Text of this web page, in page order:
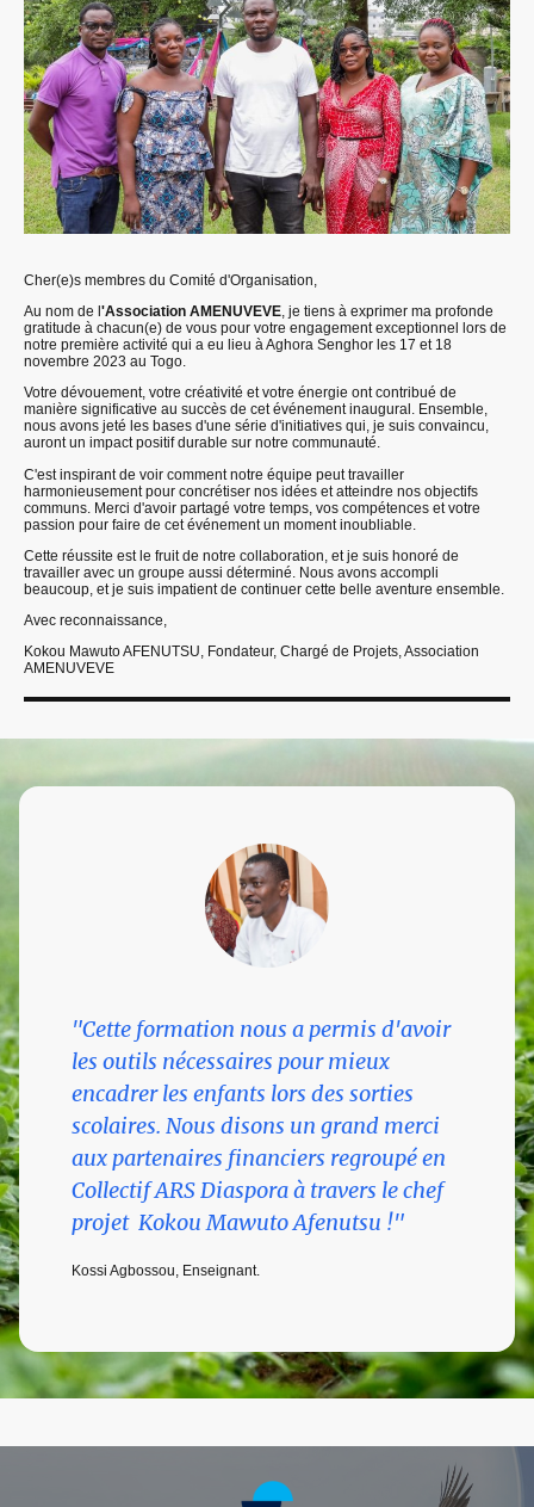
Cher(e)s membres du Comité d'Organisation,
Au nom de l 'Association AMENUVEVE, je tiens à exprimer ma profonde
gratitude à chacun(e) de vous pour votre engagement exceptionnel lors de
notre première activité qui a eu lieu à Aghora Senghor les 17 et 18
novembre 2023 au Togo.
Votre dévouement, votre créativité et votre énergie ont contribué de
manière significative au succès de cet événement inaugural. Ensemble,
nous avons jeté les bases d'une série d'initiatives qui, je suis convaincu,
auront un impact positif durable sur notre communauté.
C'est inspirant de voir comment notre équipe peut travailler
harmonieusement pour concrétiser nos idées et atteindre nos objectifs
communs. Merci d'avoir partagé votre temps, vos compétences et votre
passion pour faire de cet événement un moment inoubliable.
Cette réussite est le fruit de notre collaboration, et je suis honoré de
travailler avec un groupe aussi déterminé. Nous avons accompli
beaucoup, et je suis impatient de continuer cette belle aventure ensemble.
Avec reconnaissance,
Kokou Mawuto AFENUTSU, Fondateur, Chargé de Projets, Association
AMENUVEVE
"Cette formation nous a permis d'avoir
les outils nécessaires pour mieux
encadrer les enfants lors des sorties
scolaires. Nous disons un grand merci
aux partenaires financiers regroupé en
Collectif ARS Diaspora à travers le chef
projet Kokou Mawuto Afenutsu !"
Kossi Agbossou, Enseignant.